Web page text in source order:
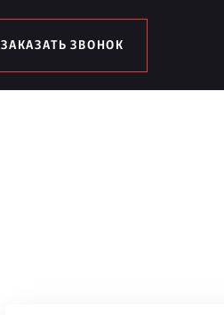
ЗАКАЗАТЬ ЗВОНОК